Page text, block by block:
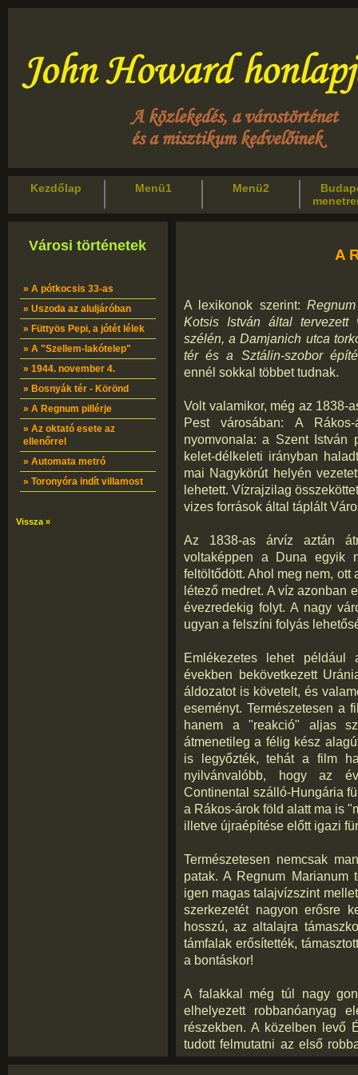
Kezdőlap Menü1 Menü2
Városi történetek